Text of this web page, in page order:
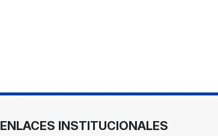
ENLACES INSTITUCIONALES